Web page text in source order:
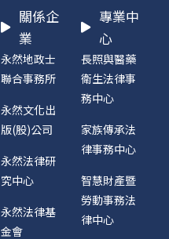
關係企
業
永然地政士
聯合事務所
永然文化出
版(股)公司
永然法律研
究中心
永然法律基
金會
專業中
心
長照與醫藥
衛生法律事
務中心
家族傳承法
律事務中心
智慧財產暨
勞動事務法
律中心